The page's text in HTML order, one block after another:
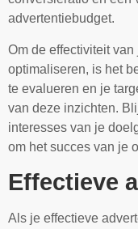
advertentiebudget.
Om de effectiviteit
optimaliseren, is het
te evalueren en je
van deze inzichten.
interesses van je
om het succes van je
Effectieve
Als je effectieve